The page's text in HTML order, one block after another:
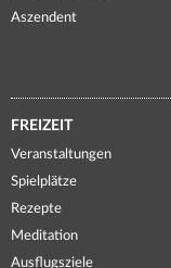
Aszendent
FREIZEIT
Veranstaltungen
Spielplätze
Rezepte
Meditation
Ausflugsziele